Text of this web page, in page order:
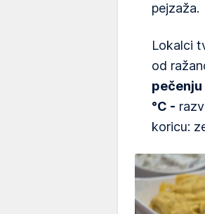
pejzaža.
Lokalci
od
°C -
koricu: